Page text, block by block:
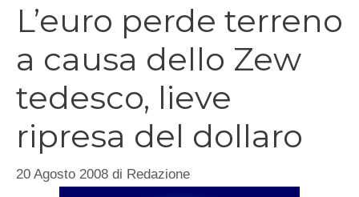
L’euro perde terreno
a causa dello Zew
tedesco, lieve
ripresa del dollaro
20 Agosto 2008 di Redazione